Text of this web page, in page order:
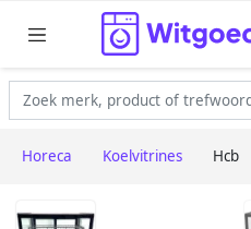
Horeca Koelvitrines Hcb